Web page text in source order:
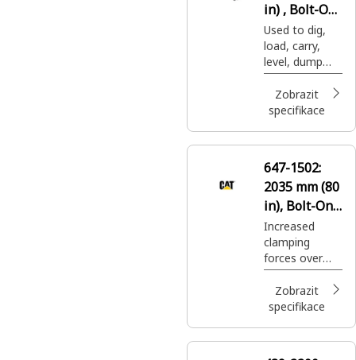
in) , Bolt-On
Teeth
Used to dig,
load, carry,
level, dump
and grade in a
variety of
applications.
Zobrazit
specifikace
647-1502:
2035 mm (80
in), Bolt-On
Cutting Edge
Increased
clamping
forces over
the standard
Multi-Purpose
Bucket allows
shaped
Zobrazit
specifikace